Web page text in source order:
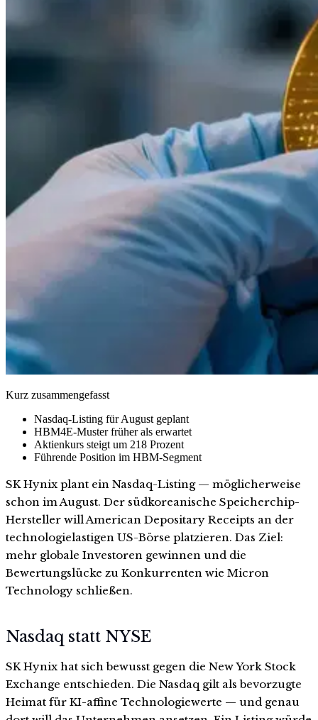
Kurz zusammengefasst
Nasdaq-Listing für August geplant
HBM4E-Muster früher als erwartet
Aktienkurs steigt um 218 Prozent
Führende Position im HBM-Segment
SK Hynix plant ein Nasdaq-Listing — möglicherweise
schon im August. Der südkoreanische Speicherchip-
Hersteller will American Depositary Receipts an der
technologielastigen US-Börse platzieren. Das Ziel:
mehr globale Investoren gewinnen und die
Bewertungslücke zu Konkurrenten wie Micron
Technology schließen.
Nasdaq statt NYSE
SK Hynix hat sich bewusst gegen die New York Stock
Exchange entschieden. Die Nasdaq gilt als bevorzugte
Heimat für KI-affine Technologiewerte — und genau